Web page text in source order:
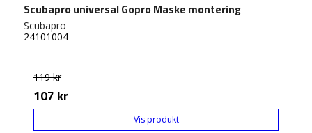
Scubapro universal Gopro Maske montering
Scubapro
24101004
119 kr
107 kr
Vis produkt